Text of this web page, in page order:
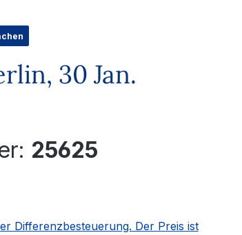
30 Jan.
25625
Differenzbesteuerung. Der Preis ist